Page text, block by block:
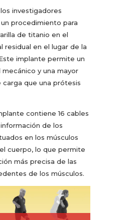
investigadores
procedimiento para
de titanio en el
residual en el lugar de la
implante permite un
y una mayor
carga que una prótesis
contiene 16 cables
de los
en los músculos
cuerpo, lo que permite
más precisa de las
de los músculos.